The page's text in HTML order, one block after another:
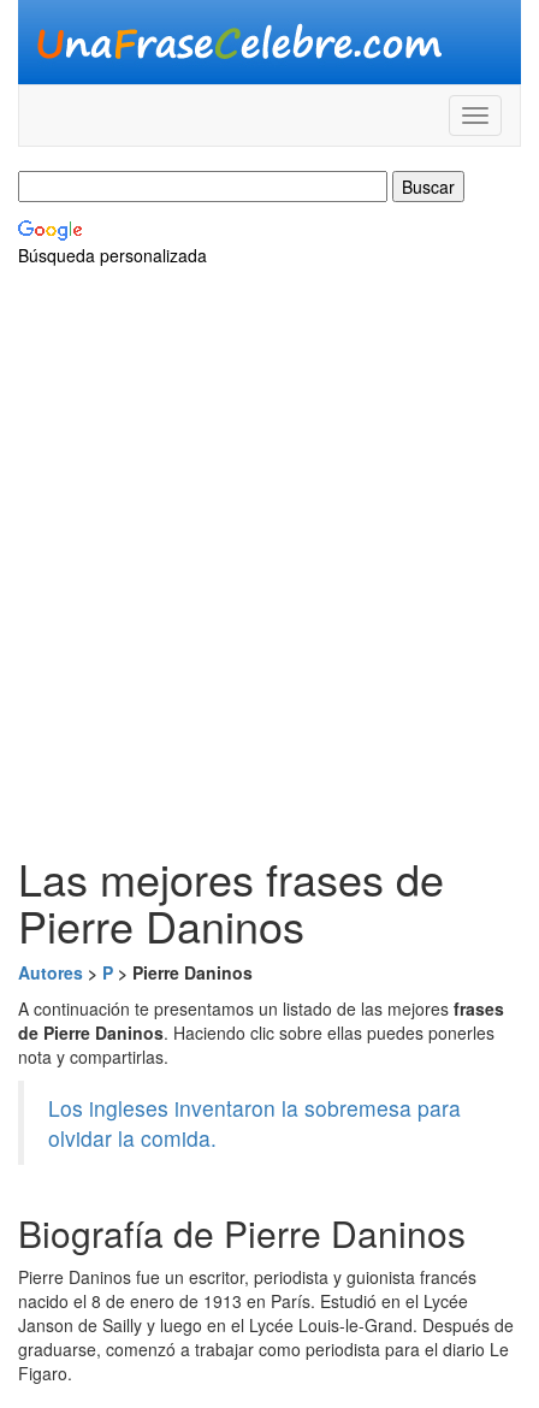
Búsqueda personalizada
Las mejores frases de
Pierre Daninos
Autores > P > Pierre Daninos
A continuación te presentamos un listado de las mejores frases
de Pierre Daninos. Haciendo clic sobre ellas puedes ponerles
nota y compartirlas.
Los ingleses inventaron la sobremesa para
olvidar la comida.
Biografía de Pierre Daninos
Pierre Daninos fue un escritor, periodista y guionista francés
nacido el 8 de enero de 1913 en París. Estudió en el Lycée
Janson de Sailly y luego en el Lycée Louis-le-Grand. Después de
graduarse, comenzó a trabajar como periodista para el diario Le
Figaro.